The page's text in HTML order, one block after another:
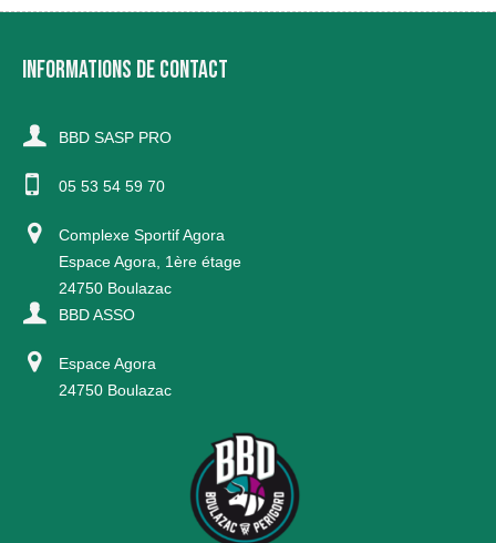
INFORMATIONS DE CONTACT
BBD SASP PRO
05 53 54 59 70
Complexe Sportif Agora
Espace Agora, 1ère étage
24750 Boulazac
BBD ASSO
Espace Agora
24750 Boulazac